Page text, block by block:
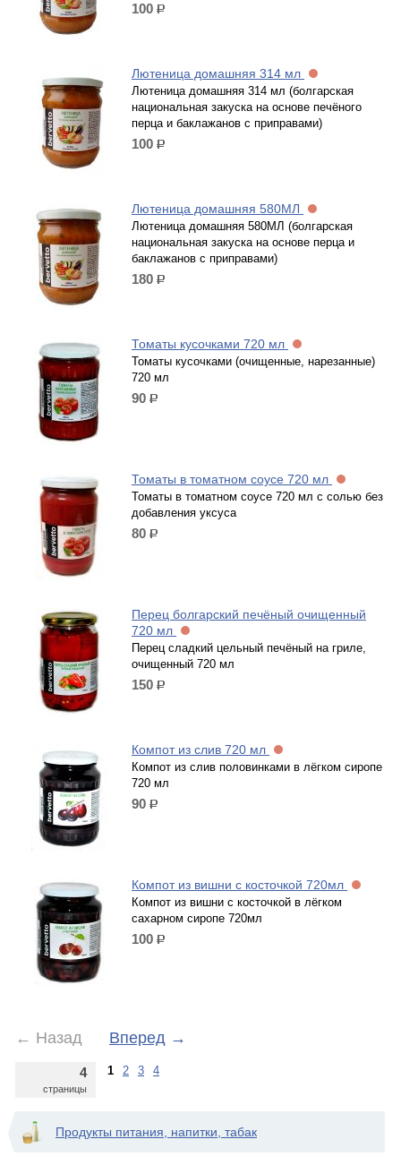
100 р.
Лютеница домашняя 314 мл
Лютеница домашняя 314 мл (болгарская
национальная закуска на основе печёного
перца и баклажанов с приправами)
100 р.
Лютеница домашняя 580МЛ
Лютеница домашняя 580МЛ (болгарская
национальная закуска на основе перца и
баклажанов с приправами)
180 р.
Томаты кусочками 720 мл
Томаты кусочками (очищенные, нарезанные)
720 мл
90 р.
Томаты в томатном соусе 720 мл
Томаты в томатном соусе 720 мл с солью без
добавления уксуса
80 р.
Перец болгарский печёный очищенный
720 мл
Перец сладкий цельный печёный на гриле,
очищенный 720 мл
150 р.
Компот из слив 720 мл
Компот из слив половинками в лёгком сиропе
720 мл
90 р.
Компот из вишни с косточкой 720мл
Компот из вишни с косточкой в лёгком
сахарном сиропе 720мл
100 р.
← Назад Вперед →
4
страницы
1 2 3 4
Продукты питания, напитки, табак